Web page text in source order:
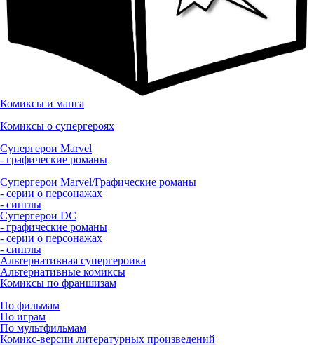
Комиксы и манга
Комиксы о супергероях
Супергерои Marvel
- графические романы
Супергерои Marvel/Графические романы
- серии о персонажах
- синглы
Супергерои DC
- графические романы
- серии о персонажах
- синглы
Альтернативная супергероика
Альтернативные комиксы
Комиксы по франшизам
По фильмам
По играм
По мультфильмам
Комикс-версии литературных произведений